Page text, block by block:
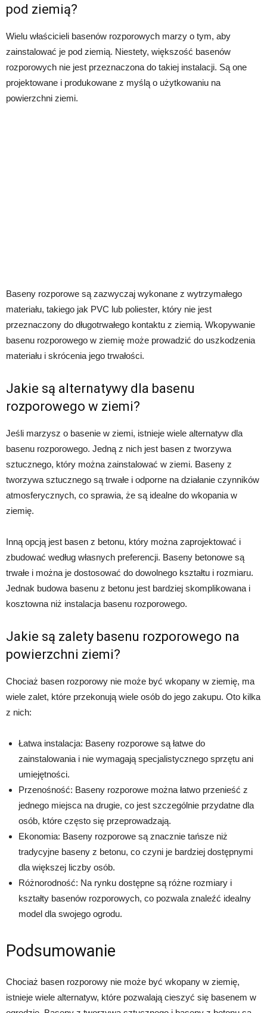
pod ziemią?
Wielu właścicieli basenów rozporowych marzy o tym, aby
zainstalować je pod ziemią. Niestety, większość basenów
rozporowych nie jest przeznaczona do takiej instalacji. Są one
projektowane i produkowane z myślą o użytkowaniu na
powierzchni ziemi.
Baseny rozporowe są zazwyczaj wykonane z wytrzymałego
materiału, takiego jak PVC lub poliester, który nie jest
przeznaczony do długotrwałego kontaktu z ziemią. Wkopywanie
basenu rozporowego w ziemię może prowadzić do uszkodzenia
materiału i skrócenia jego trwałości.
Jakie są alternatywy dla basenu
rozporowego w ziemi?
Jeśli marzysz o basenie w ziemi, istnieje wiele alternatyw dla
basenu rozporowego. Jedną z nich jest basen z tworzywa
sztucznego, który można zainstalować w ziemi. Baseny z
tworzywa sztucznego są trwałe i odporne na działanie czynników
atmosferycznych, co sprawia, że są idealne do wkopania w
ziemię.
Inną opcją jest basen z betonu, który można zaprojektować i
zbudować według własnych preferencji. Baseny betonowe są
trwałe i można je dostosować do dowolnego kształtu i rozmiaru.
Jednak budowa basenu z betonu jest bardziej skomplikowana i
kosztowna niż instalacja basenu rozporowego.
Jakie są zalety basenu rozporowego na
powierzchni ziemi?
Chociaż basen rozporowy nie może być wkopany w ziemię, ma
wiele zalet, które przekonują wiele osób do jego zakupu. Oto kilka
z nich:
Łatwa instalacja: Baseny rozporowe są łatwe do
zainstalowania i nie wymagają specjalistycznego sprzętu ani
umiejętności.
Przenośność: Baseny rozporowe można łatwo przenieść z
jednego miejsca na drugie, co jest szczególnie przydatne dla
osób, które często się przeprowadzają.
Ekonomia: Baseny rozporowe są znacznie tańsze niż
tradycyjne baseny z betonu, co czyni je bardziej dostępnymi
dla większej liczby osób.
Różnorodność: Na rynku dostępne są różne rozmiary i
kształty basenów rozporowych, co pozwala znaleźć idealny
model dla swojego ogrodu.
Podsumowanie
Chociaż basen rozporowy nie może być wkopany w ziemię,
istnieje wiele alternatyw, które pozwalają cieszyć się basenem w